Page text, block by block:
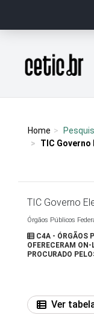
Página inicial
Home
TIC
TIC Governo
Órgãos Públicos
C4A - ÓRGÃOS
OFERECERAM
PROCURADO
Ver